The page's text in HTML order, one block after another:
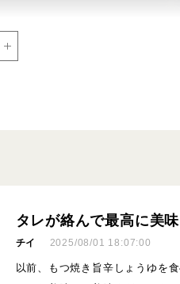
タレが絡んで最高に美
チイ 2025/08/01 18:07:00
以前、もつ焼き旨辛しょうゆを